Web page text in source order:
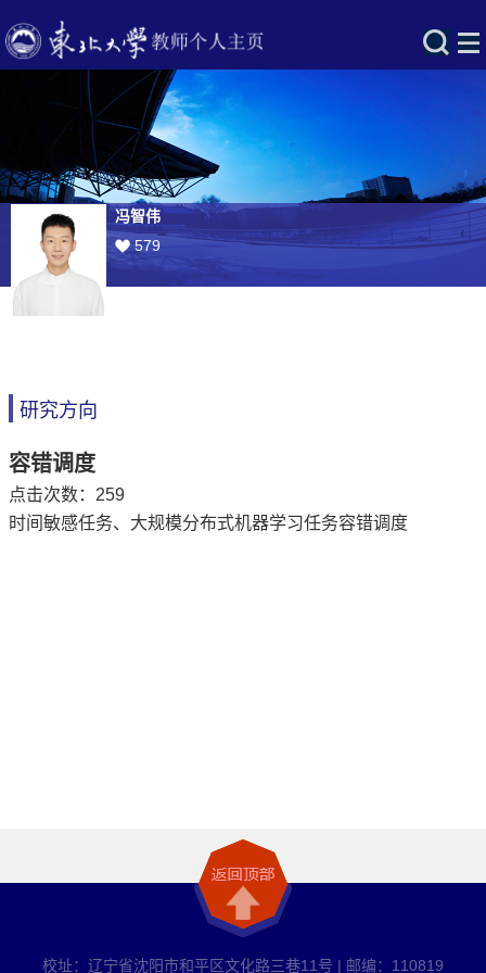
冯智伟
579
研究方向
容错调度
点击次数： 259
时间敏感任务、大规模分布式机器学习任务容错调度
校址：辽宁省沈阳市和平区文化路三巷11号 | 邮编：110819